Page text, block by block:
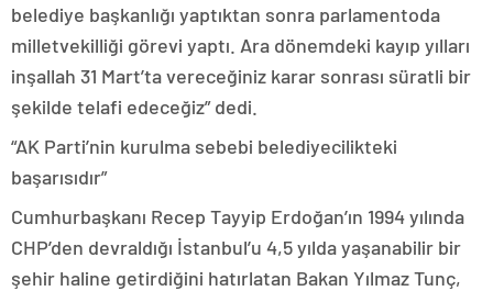
belediye başkanlığı yaptıktan sonra parlamentoda
milletvekilliği görevi yaptı. Ara dönemdeki kayıp yılları
inşallah 31 Mart’ta vereceğiniz karar sonrası süratli bir
şekilde telafi edeceğiz” dedi.
“AK Parti’nin kurulma sebebi belediyecilikteki
başarısıdır”
Cumhurbaşkanı Recep Tayyip Erdoğan’ın 1994 yılında
CHP’den devraldığı İstanbul’u 4,5 yılda yaşanabilir bir
şehir haline getirdiğini hatırlatan Bakan Yılmaz Tunç,